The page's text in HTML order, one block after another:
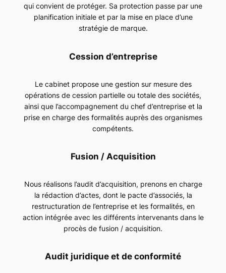
qui convient de protéger. Sa protection passe par une
planification initiale et par la mise en place d’une
stratégie de marque.
Cession d’entreprise
Le cabinet propose une gestion sur mesure des
opérations de cession partielle ou totale des sociétés,
ainsi que l’accompagnement du chef d’entreprise et la
prise en charge des formalités auprès des organismes
compétents.
Fusion / Acquisition
Nous réalisons l’audit d’acquisition, prenons en charge
la rédaction d’actes, dont le pacte d’associés, la
restructuration de l’entreprise et les formalités, en
action intégrée avec les différents intervenants dans le
procès de fusion / acquisition.
Audit juridique et de conformité